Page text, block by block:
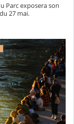
Parc exposera son
27 mai.